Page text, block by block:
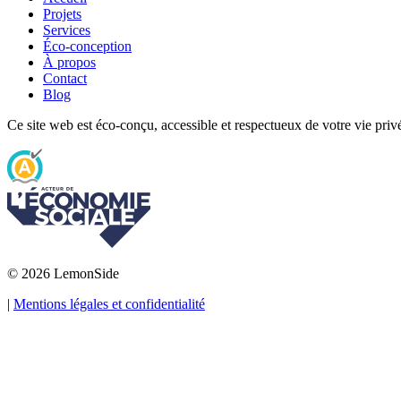
Projets
Services
Éco-conception
À propos
Contact
Blog
Ce site web est éco-conçu, accessible et respectueux de votre vie
© 2026 LemonSide
| Mentions légales et confidentialité